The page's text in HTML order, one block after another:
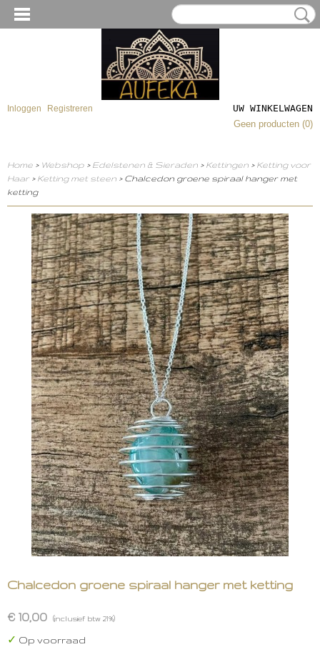
Inloggen Registreren
UW WINKELWAGEN
Geen producten (0)
Home > Webshop > Edelstenen & Sieraden > Kettingen > Ketting voor
Haar > Ketting met steen > Chalcedon groene spiraal hanger met
ketting
Chalcedon groene spiraal hanger met ketting
€ 10,00 (inclusief btw 21%)
✓ Op voorraad